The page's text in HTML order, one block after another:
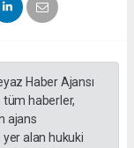
Haber Ajansı
tüm haberler,
ajans
alan hukuki